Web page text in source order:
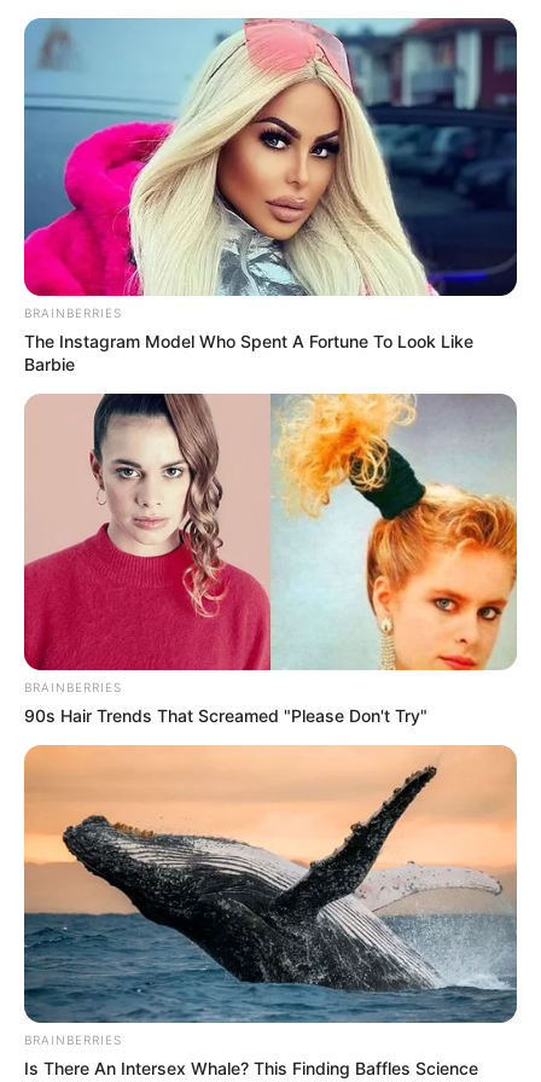
Hotels - Ferienquartiere - Fehmarn - Insel Fehmarn
- Ostsee
Fehmarn Kostenlose Reiseführer
Heute ist Hohes Friedersfest (in Augsburg ein Feiertag):
Sonnabend, der 08.08.2026
Hotels und Ferienquartiere in Fehmarn unter
online.de.
Eine Reise nach Fehmarn ist empfehlenswert, denn
Fehmarn hat einsehenswertes Stadtzentrum.
Für die kleine Reisekasse bietet sich außerdem
Couchsurfingan.
BRAINBERRIES
The Instagram Model Who Spent A Fortune To Look Like
Barbie
BRAINBERRIES
90s Hair Trends That Screamed "Please Don't Try"
BRAINBERRIES
Is There An Intersex Whale? This Finding Baffles Science